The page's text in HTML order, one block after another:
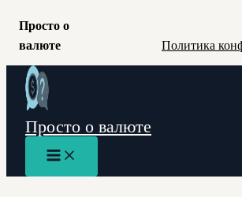
Просто о
валюте
Политика
Перейти
содержимому
Просто о валюте
Main
Menu